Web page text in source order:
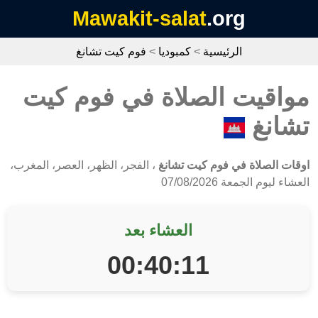
Mawakit-salat.org
الرئيسية > كمبوديا > فوم كيت تشانغ
مواقيت الصلاة في فوم كيت
تشانغ
اوقات الصلاة في فوم كيت تشانغ ، الفجر، الظهر، العصر، المغرب،
العشاء ليوم الجمعة 07/08/2026
العشاء بعد
00:40:11